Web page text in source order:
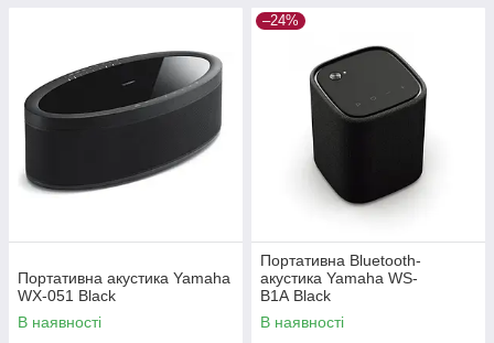
Портативна акустика Yamaha
WX-051 Black
В наявності
–24%
Портативна Bluetooth-
акустика Yamaha WS-
B1A Black
В наявності